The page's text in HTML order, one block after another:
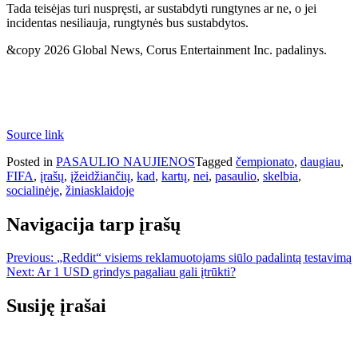
Tada teisėjas turi nuspręsti, ar sustabdyti rungtynes ​​ar ne, o jei
incidentas nesiliauja, rungtynės bus sustabdytos.
&copy 2026 Global News, Corus Entertainment Inc. padalinys.
Source link
Posted in PASAULIO NAUJIENOSTagged čempionato, daugiau,
FIFA, įrašų, įžeidžiančių, kad, kartų, nei, pasaulio, skelbia,
socialinėje, žiniasklaidoje
Navigacija tarp įrašų
Previous: „Reddit“ visiems reklamuotojams siūlo padalintą testavimą
Next: Ar 1 USD grindys pagaliau gali įtrūkti?
Susiję įrašai